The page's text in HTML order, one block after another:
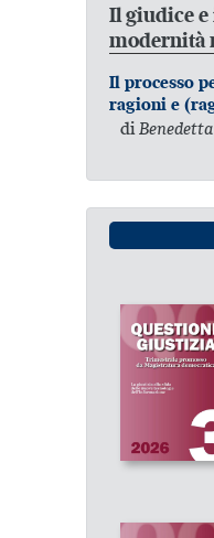
Il giudice e
modernità
Il processo
ragioni e
di